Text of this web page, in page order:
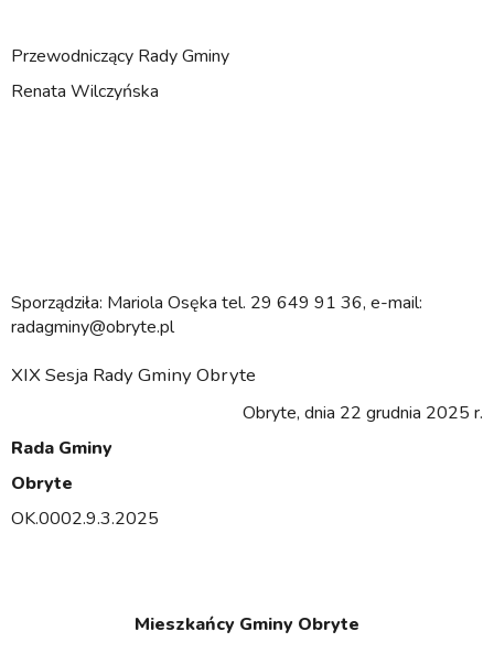
Przewodniczący Rady Gminy
Renata Wilczyńska
Sporządziła: Mariola Osęka tel. 29 649 91 36, e-mail:
radagminy@obryte.pl
XIX Sesja Rady Gminy Obryte
Obryte, dnia 22 grudnia 2025 r.
Rada Gminy
Obryte
OK.0002.9.3.2025
Mieszkańcy Gminy Obryte